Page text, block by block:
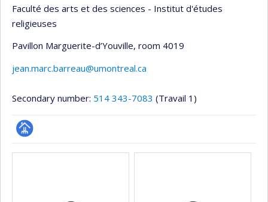
Faculté des arts et des sciences - Institut d'études
religieuses
Pavillon Marguerite-d’Youville, room 4019
jean.marc.barreau@umontreal.ca
Secondary number: 514 343-7083 (Travail 1)
Page
Media